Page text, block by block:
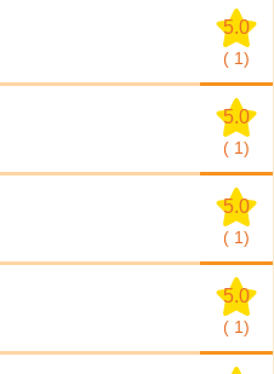
5.0
( 1)
5.0
( 1)
5.0
( 1)
5.0
( 1)